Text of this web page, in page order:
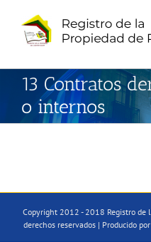
contenido
13 Contratos
o internos
Copyright 2012 - 2018 Registro de
derechos reservados | Producido por